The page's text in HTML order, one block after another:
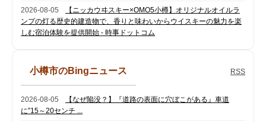
2026-08-05
【ニッカウヰスキー×OMO5小樽】オリジナルオイルラ
ンプの灯る歴史的建造物で、香りと味わいからウイスキーの魅力を楽
しむ宿泊体験を提供開始 - 時事ドットコム
小樽市のBingニュース RSS
2026-08-05
【なぜ陥没？】『道路の表面に穴ぼこがある』車道
に”15～20センチ ...